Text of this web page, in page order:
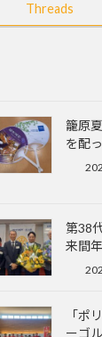
Threads
籠原
を配
第38
来間
「ポ
ーゴ